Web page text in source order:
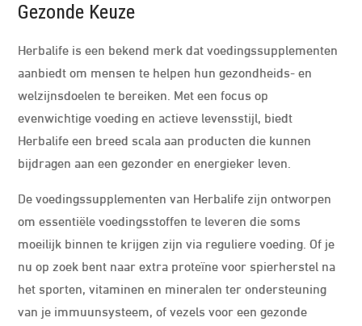
Gezonde Keuze
Herbalife is een bekend merk dat voedingssupplementen
aanbiedt om mensen te helpen hun gezondheids- en
welzijnsdoelen te bereiken. Met een focus op
evenwichtige voeding en actieve levensstijl, biedt
Herbalife een breed scala aan producten die kunnen
bijdragen aan een gezonder en energieker leven.
De voedingssupplementen van Herbalife zijn ontworpen
om essentiële voedingsstoffen te leveren die soms
moeilijk binnen te krijgen zijn via reguliere voeding. Of je
nu op zoek bent naar extra proteïne voor spierherstel na
het sporten, vitaminen en mineralen ter ondersteuning
van je immuunsysteem, of vezels voor een gezonde